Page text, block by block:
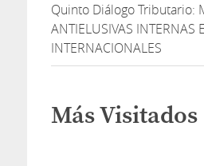
Quinto Diálogo Tributario:
ANTIELUSIVAS INTERNAS E
INTERNACIONALES
Más Visitados